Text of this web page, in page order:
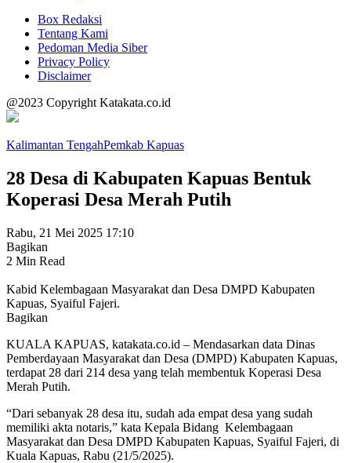
Box Redaksi
Tentang Kami
Pedoman Media Siber
Privacy Policy
Disclaimer
@2023 Copyright Katakata.co.id
Kalimantan TengahPemkab Kapuas
28 Desa di Kabupaten Kapuas Bentuk
Koperasi Desa Merah Putih
Rabu, 21 Mei 2025 17:10
Bagikan
2 Min Read
Kabid Kelembagaan Masyarakat dan Desa DMPD Kabupaten
Kapuas, Syaiful Fajeri.
Bagikan
KUALA KAPUAS, katakata.co.id – Mendasarkan data Dinas
Pemberdayaan Masyarakat dan Desa (DMPD) Kabupaten Kapuas,
terdapat 28 dari 214 desa yang telah membentuk Koperasi Desa
Merah Putih.
“Dari sebanyak 28 desa itu, sudah ada empat desa yang sudah
memiliki akta notaris,” kata Kepala Bidang Kelembagaan
Masyarakat dan Desa DMPD Kabupaten Kapuas, Syaiful Fajeri, di
Kuala Kapuas, Rabu (21/5/2025).